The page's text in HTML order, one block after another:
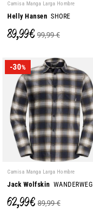
Camisa Manga Larga Hombre
Helly Hansen SHORE
89,99 € 99,99 €
-30%
Camisa Manga Larga Hombre
Jack Wolfskin WANDERWEG
62,99 € 89,99 €